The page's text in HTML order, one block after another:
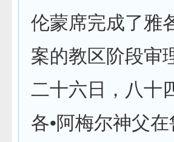
伦蒙席完成了雅
案的教区阶段审
二十六日，八十
各•阿梅尔神父